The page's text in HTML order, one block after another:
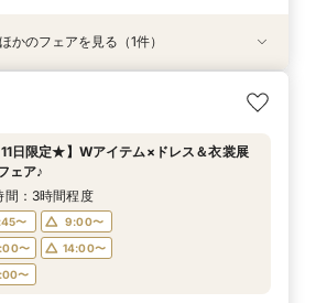
間30分/試食無】お見積りまでご案内★レ
〜
〜
14:00〜
〜
電話予約のみ
かのフェアを見る（1件）
11日限定★】Wアイテム×ドレス＆衣裳展
ェア♪
間：3時間程度
〜
9:00〜
〜
14:00〜
〜